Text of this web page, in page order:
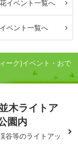
イベント一覧へ
ベント一覧へ
ーク)イベント・おで
木ライトア
園内
谷等のライトアッ